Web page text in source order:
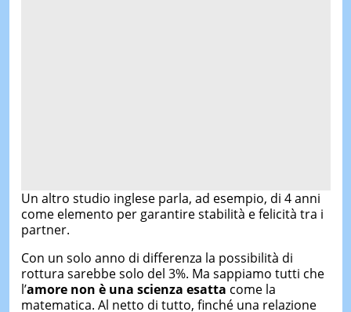
Un altro studio inglese parla, ad esempio, di 4 anni
come elemento per garantire stabilità e felicità tra i
partner.
Con un solo anno di differenza la possibilità di
rottura sarebbe solo del 3%. Ma sappiamo tutti che
l’amore non è una scienza esatta come la
matematica. Al netto di tutto, finché una relazione